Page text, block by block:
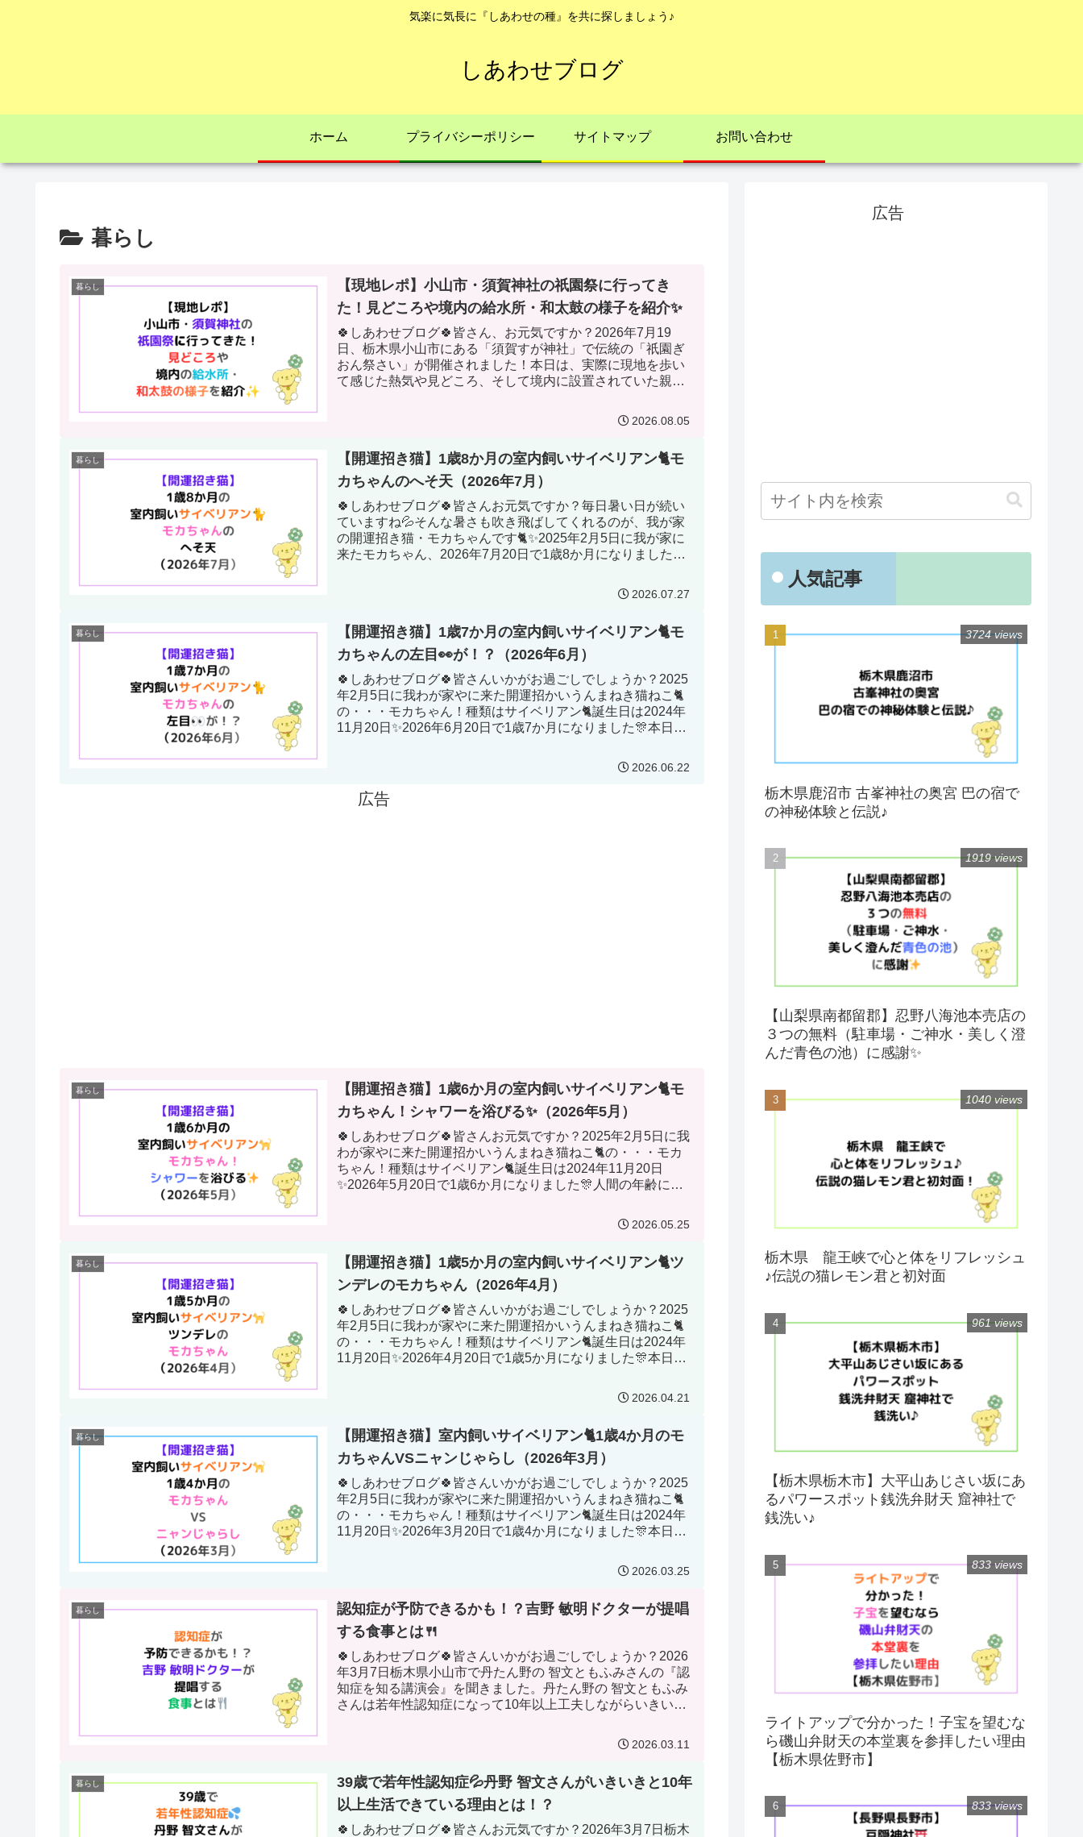
気楽に気長に『しあわせの種』を共に探しましょう♪
しあわせブログ
ホーム プライバシーポリシー サイトマップ お問い合わせ
暮らし
暮らし
【現地レポ】小山市・須賀神社の祇園祭に行ってき
た！見どころや境内の給水所・和太鼓の様子を紹介✨
🍀しあわせブログ🍀皆さん、お元気ですか？2026年7月19
日、栃木県小山市にある「須賀すが神社」で伝統の「祇園ぎ
おん祭さい」が開催されました！本日は、実際に現地を歩い
て感じた熱気や見どころ、そして境内に設置されていた親切
2026.08.05
暮らし
【開運招き猫】1歳8か月の室内飼いサイベリアン🐈モ
カちゃんのへそ天（2026年7月）
🍀しあわせブログ🍀皆さんお元気ですか？毎日暑い日が続い
ていますね💦そんな暑さも吹き飛ばしてくれるのが、我が家
の開運招き猫・モカちゃんです🐈✨2025年2月5日に我が家に
来たモカちゃん、2026年7月20日で1歳8か月になりました🎊
2026.07.27
暮らし
【開運招き猫】1歳7か月の室内飼いサイベリアン🐈モ
カちゃんの左目👀が！？（2026年6月）
🍀しあわせブログ🍀皆さんいかがお過ごしでしょうか？2025
年2月5日に我わが家やに来た開運招かいうんまねき猫ねこ🐈
の・・・モカちゃん！種類はサイベリアン🐈誕生日は2024年
11月20日✨2026年6月20日で1歳7か月になりました🎊本日は
2026.06.22
広告
暮らし
【開運招き猫】1歳6か月の室内飼いサイベリアン🐈モ
カちゃん！シャワーを浴びる✨（2026年5月）
🍀しあわせブログ🍀皆さんお元気ですか？2025年2月5日に我
わが家やに来た開運招かいうんまねき猫ねこ🐈の・・・モカ
ちゃん！種類はサイベリアン🐈誕生日は2024年11月20日
✨2026年5月20日で1歳6か月になりました🎊人間の年齢に当
2026.05.25
暮らし
【開運招き猫】1歳5か月の室内飼いサイベリアン🐈ツ
ンデレのモカちゃん（2026年4月）
🍀しあわせブログ🍀皆さんいかがお過ごしでしょうか？2025
年2月5日に我わが家やに来た開運招かいうんまねき猫ねこ🐈
の・・・モカちゃん！種類はサイベリアン🐈誕生日は2024年
11月20日✨2026年4月20日で1歳5か月になりました🎊本日は
2026.04.21
暮らし
【開運招き猫】室内飼いサイベリアン🐈1歳4か月のモ
カちゃんVSニャンじゃらし（2026年3月）
🍀しあわせブログ🍀皆さんいかがお過ごしでしょうか？2025
年2月5日に我わが家やに来た開運招かいうんまねき猫ねこ🐈
の・・・モカちゃん！種類はサイベリアン🐈誕生日は2024年
11月20日✨2026年3月20日で1歳4か月になりました🎊本日は
2026.03.25
暮らし
認知症が予防できるかも！？吉野 敏明ドクターが提唱
する食事とは🍴
🍀しあわせブログ🍀皆さんいかがお過ごしでしょうか？2026
年3月7日栃木県小山市で丹たん野の 智文ともふみさんの『認
知症を知る講演会』を聞きました。丹たん野の 智文ともふみ
さんは若年性認知症になって10年以上工夫しながらいきいき
2026.03.11
暮らし
39歳で若年性認知症💦丹野 智文さんがいきいきと10年
以上生活できている理由とは！？
🍀しあわせブログ🍀皆さんお元気ですか？2026年3月7日栃木
広告
人気記事
栃木県鹿沼市 古峯神社の奥宮 巴の宿で
の神秘体験と伝説♪
3724 views
【山梨県南都留郡】忍野八海池本売店の
３つの無料（駐車場・ご神水・美しく澄
んだ青色の池）に感謝✨
1919 views
栃木県 龍王峡で心と体をリフレッシュ
♪伝説の猫レモン君と初対面
1040 views
【栃木県栃木市】大平山あじさい坂にあ
るパワースポット銭洗弁財天 窟神社で
銭洗い♪
961 views
ライトアップで分かった！子宝を望むな
ら磯山弁財天の本堂裏を参拝したい理由
【栃木県佐野市】
833 views
833 views